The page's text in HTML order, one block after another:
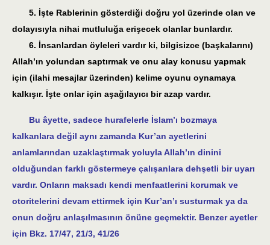
5. İşte Rablerinin gösterdiği doğru yol üzerinde olan ve
dolayısıyla nihai mutluluğa erişecek olanlar bunlardır.
6. İnsanlardan öyleleri vardır ki, bilgisizce (başkalarını)
Allah’ın yolundan saptırmak ve onu alay konusu yapmak
için (ilahi mesajlar üzerinden) kelime oyunu oynamaya
kalkışır. İşte onlar için aşağılayıcı bir azap vardır.
Bu âyette, sadece hurafelerle İslam’ı bozmaya
kalkanlara değil aynı zamanda Kur’an ayetlerini
anlamlarından uzaklaştırmak yoluyla Allah’ın dinini
olduğundan farklı göstermeye çalışanlara dehşetli bir uyarı
vardır. Onların maksadı kendi menfaatlerini korumak ve
otoritelerini devam ettirmek için Kur’an’ı susturmak ya da
onun doğru anlaşılmasının önüne geçmektir. Benzer ayetler
için Bkz. 17/47, 21/3, 41/26